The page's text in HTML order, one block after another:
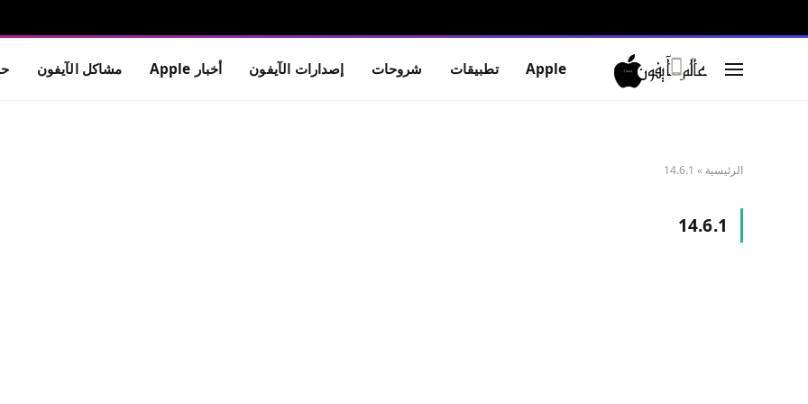
Apple تطبيقات شروحات إصدارات الآيفون أخبار Apple مشاكل الآيفون
الرئيسية »
14.6.1
14.6.1